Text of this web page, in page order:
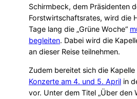
Schirmbeck, dem Präsidenten
Forstwirtschaftsrates, wird die
Tage lang die „Grüne Woche“
begleiten. Dabei wird die
an dieser Reise teilnehmen.
Zudem bereitet sich die
Konzerte am 4. und 5. April in
vor. Unter dem Titel „Über den